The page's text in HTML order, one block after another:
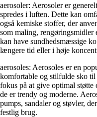
aerosoler: Aerosoler er
spredes i luften. Dette kan
også kemiske stoffer, der
som maling, rengøringsmidler
kan have sundhedsmæssige
længere tid eller i høje
aerosoles: Aerosoles er en
komfortable og stilfulde sko til
fokus på at give optimal
de er trendy og moderne.
pumps, sandaler og støvler,
festlig brug.